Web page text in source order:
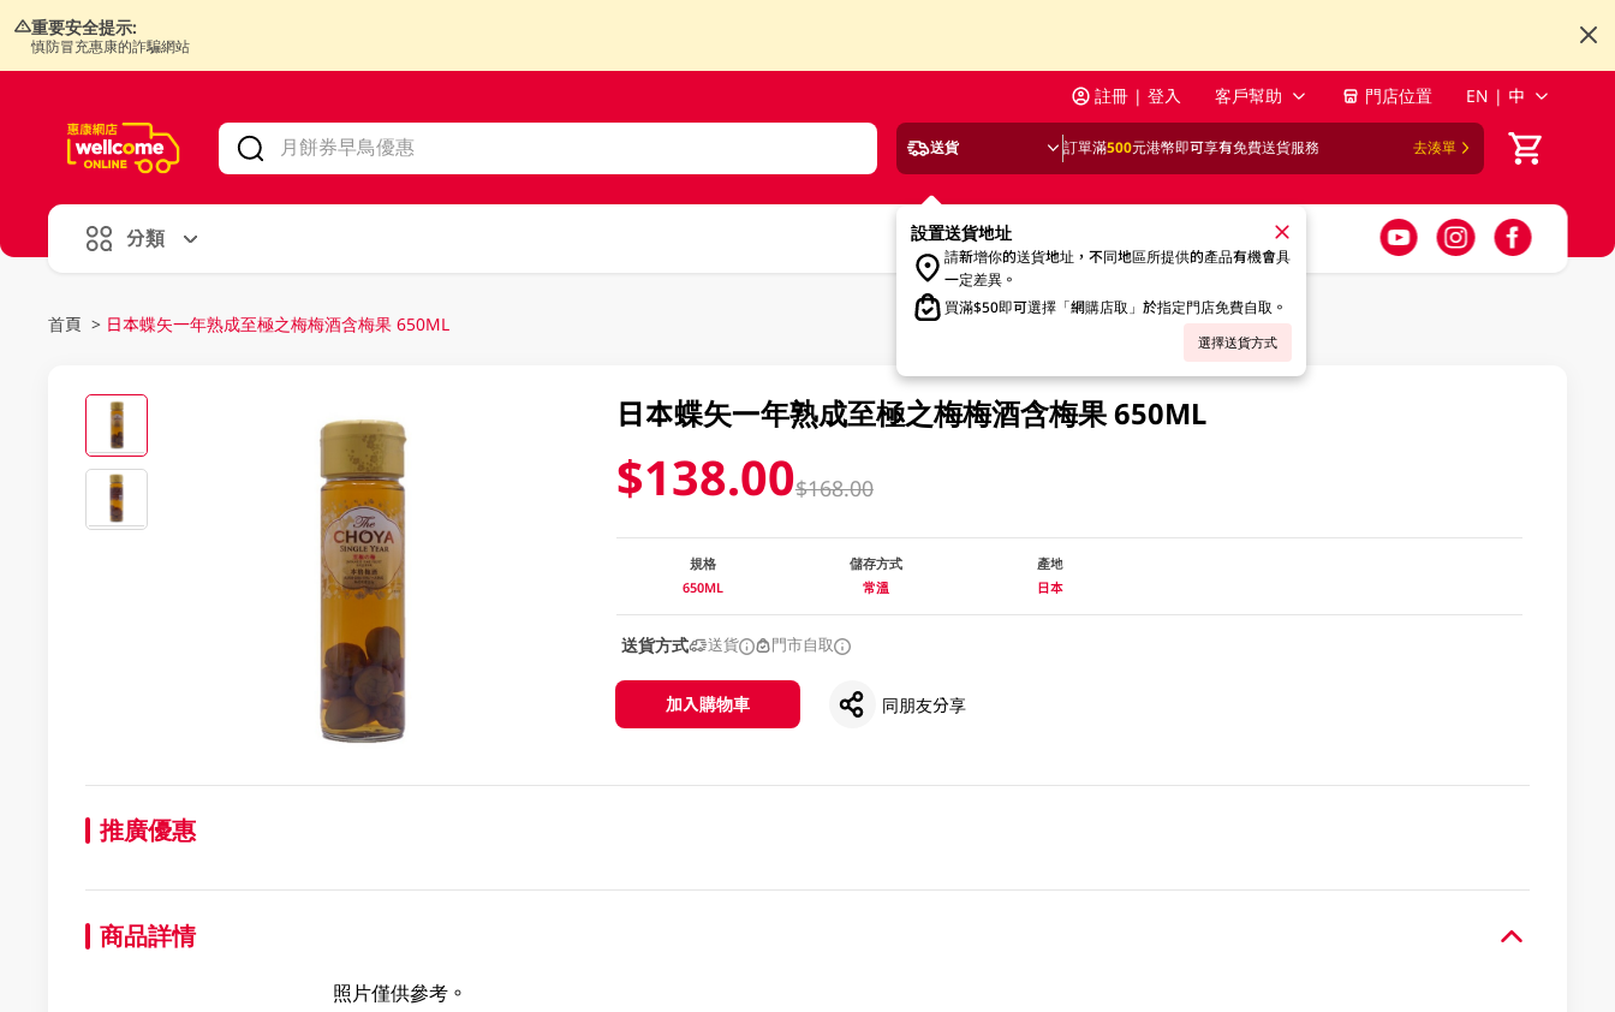
重要安全提示:
慎防冒充惠康的詐騙網站
註冊 | 登入 客戶幫助 門店位置 EN | 中
送貨 訂單滿500元港幣即可享有免費送貨服務 去湊單
設置送貨地址
請新增你的送貨地址，不同地區所提供的產品有機會具
一定差異。
買滿$50即可選擇「網購店取」於指定門店免費自取。
選擇送貨方式
分類
首頁 > 日本蝶矢一年熟成至極之梅梅酒含梅果 650ML
日本蝶矢一年熟成至極之梅梅酒含梅果 650ML
$138.00$168.00
規格
650ML
儲存方式
常溫
產地
日本
送貨方式 送貨 門市自取
加入購物車 同朋友分享
推廣優惠
商品詳情
照片僅供參考。